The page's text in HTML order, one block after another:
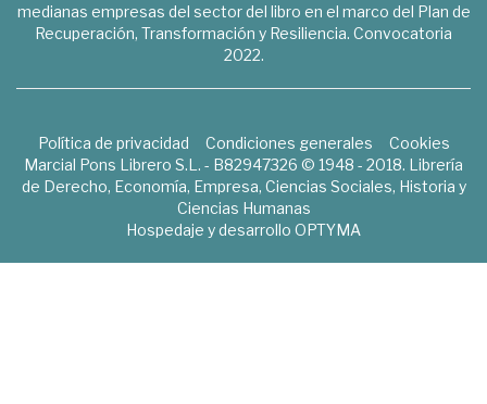
medianas empresas del sector del libro en el marco del Plan de
Recuperación, Transformación y Resiliencia. Convocatoria
2022.
Política de privacidad Condiciones generales
Cookies
Marcial Pons Librero S.L. - B82947326 © 1948 - 2018. Librería
de Derecho, Economía, Empresa, Ciencias Sociales, Historia y
Ciencias Humanas
Hospedaje y desarrollo OPTYMA